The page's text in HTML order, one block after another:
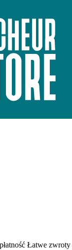
Łatwe zwroty